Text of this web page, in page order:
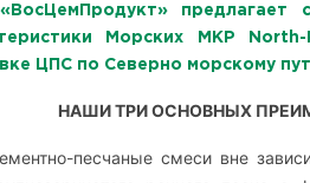
предлагает
Морских МКР
ЦПС по Северно морскому
НАШИ ТРИ ОСНОВНЫХ
песчаные смеси вне